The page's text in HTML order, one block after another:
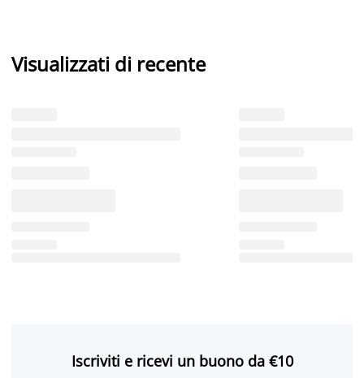
Visualizzati di recente
Iscriviti e ricevi un buono da €10